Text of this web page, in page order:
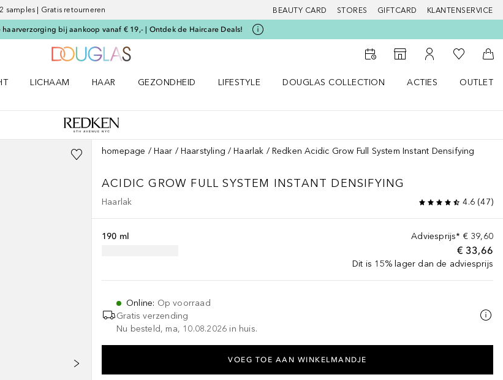
samples | Gratis retourneren BEAUTY CARD STORES GIFTCARD KLANTENSERVICE
bij aankoop vanaf € 19,- | Ontdek de Haircare Deals!
Naar StorefinderNaar Mijn Account
Naar Mijn
LICHAAM
HAAR
GEZONDHEID
LIFESTYLE
DOUGLAS COLLECTION
ACTIES
OUTLET
homepage Haar Haarstyling Haarlak Redken Acidic Grow Full System Instant Densifying
ACIDIC GROW FULL SYSTEM INSTANT DENSIFYING
Haarlak 4.6(47)
Adviesprijs* € 39,60
€ 33,66
Dit is 15% lager dan de adviesprijs
190 ml
Online: Op voorraad
Gratis verzending
Nu besteld, ma, 10.08.2026 in huis.
VOEG TOE AAN WINKELMANDJE